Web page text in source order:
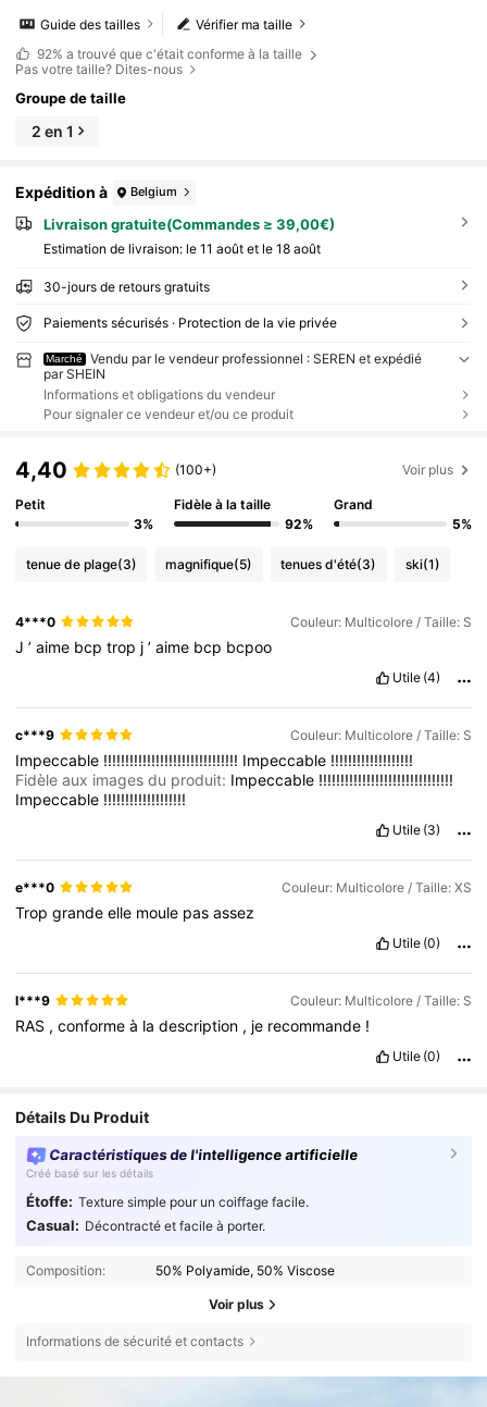
Vérifier ma taille
Guide des tailles
92% a trouvé que c'était conforme à la taille
Pas votre taille? Dites-nous
Groupe de taille
2 en 1
Expédition à Belgium
Livraison gratuite(Commandes ≥ 39,00€)
Estimation de livraison: le 11 août et le 18 août
30-jours de retours gratuits
Paiements sécurisés · Protection de la vie privée
Marché
Vendu par le vendeur professionnel : SEREN et expédié
par SHEIN
Informations et obligations du vendeur
Pour signaler ce vendeur et/ou ce produit
4,40 (100+) Voir plus
Petit
3%
Fidèle à la taille
92%
Grand
5%
tenue de plage(3) magnifique(5) tenues d'été(3) ski(1)
4***0 Couleur: Multicolore / Taille: S
J’aime bcptrop j’aime bcp bcpoo
Utile (4)
c***9 Couleur: Multicolore / Taille: S
Impeccable !!!!!!!!!!!!!!!!!!!!!!!!!!!!!!! Impeccable !!!!!!!!!!!!!!!!!!!
Fidèle aux images du produit: Impeccable !!!!!!!!!!!!!!!!!!!!!!!!!!!!!!!
Impeccable !!!!!!!!!!!!!!!!!!!
Utile (3)
e***0 Couleur: Multicolore / Taille: XS
Tropgrandeelle moule pasassez
Utile (0)
l***9 Couleur: Multicolore / Taille: S
RAS ,conformeà ladescription , je recommande !
Utile (0)
Détails Du Produit
Caractéristiques de l'intelligence artificielle
Créé basé sur les détails
Étoffe: Texture simple pour un coiffage facile.
Casual: Décontracté et facile à porter.
Composition: 50% Polyamide, 50% Viscose
Voir plus
Informations de sécurité et contacts